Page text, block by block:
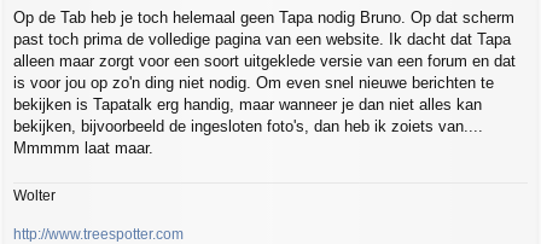
s
t
Op de Tab heb je toch helemaal geen Tapa nodig Bruno. Op dat scherm
past toch prima de volledige pagina van een website. Ik dacht dat Tapa
alleen maar zorgt voor een soort uitgeklede versie van een forum en dat
is voor jou op zo'n ding niet nodig. Om even snel nieuwe berichten te
bekijken is Tapatalk erg handig, maar wanneer je dan niet alles kan
bekijken, bijvoorbeeld de ingesloten foto's, dan heb ik zoiets van....
Mmmmm laat maar.
Wolter
http://www.treespotter.com